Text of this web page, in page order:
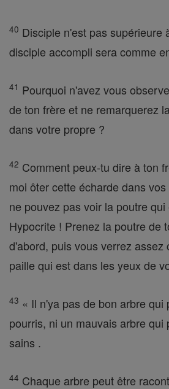
40 Disciple n'est pas supérieure
disciple accompli sera comme
41 Pourquoi n'avez vous
de ton frère et ne remarquerez
dans votre propre ?
42 Comment peux-tu dire à ton
moi ôter cette écharde dans
ne pouvez pas voir la poutre
Hypocrite ! Prenez la poutre de
d'abord, puis vous verrez assez
paille qui est dans les yeux de
43 « Il n'ya pas de bon arbre qui
pourris, ni un mauvais arbre qui
sains .
44 Chaque arbre peut être